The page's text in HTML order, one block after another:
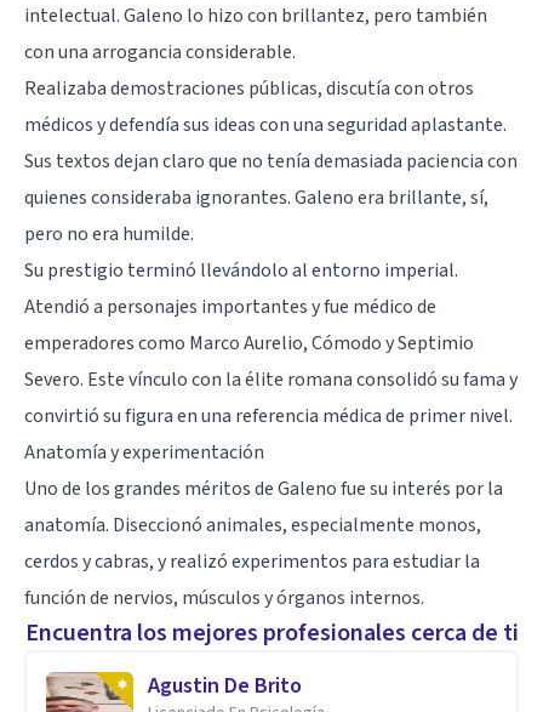
intelectual. Galeno lo hizo con brillantez, pero también
con una arrogancia considerable.
Realizaba demostraciones públicas, discutía con otros
médicos y defendía sus ideas con una seguridad aplastante.
Sus textos dejan claro que no tenía demasiada paciencia con
quienes consideraba ignorantes. Galeno era brillante, sí,
pero no era humilde.
Su prestigio terminó llevándolo al entorno imperial.
Atendió a personajes importantes y fue médico de
emperadores como Marco Aurelio, Cómodo y Septimio
Severo. Este vínculo con la élite romana consolidó su fama y
convirtió su figura en una referencia médica de primer nivel.
Anatomía y experimentación
Uno de los grandes méritos de Galeno fue su interés por la
anatomía. Diseccionó animales, especialmente monos,
cerdos y cabras, y realizó experimentos para estudiar la
función de nervios, músculos y órganos internos.
Encuentra los mejores profesionales cerca de ti
Agustin De Brito